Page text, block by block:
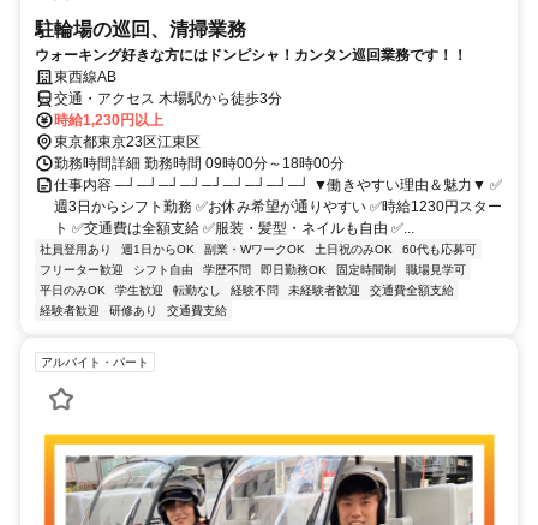
駐輪場の巡回、清掃業務
ウォーキング好きな方にはドンピシャ！カンタン巡回業務です！！
東西線AB
交通・アクセス 木場駅から徒歩3分
時給1,230円以上
東京都東京23区江東区
勤務時間詳細 勤務時間 09時00分～18時00分
仕事内容 ─┘─┘─┘─┘─┘─┘─┘─┘─┘ ▼働きやすい理由＆魅力▼ ✅
週3日からシフト勤務 ✅お休み希望が通りやすい ✅時給1230円スター
ト ✅交通費は全額支給 ✅服装・髪型・ネイルも自由 ✅...
社員登用あり 週1日からOK 副業・WワークOK 土日祝のみOK
60代も応募可
フリーター歓迎
シフト自由 学歴不問 即日勤務OK 固定時間制
職場見学可
平日のみOK
学生歓迎 転勤なし 経験不問 未経験者歓迎
交通費全額支給
経験者歓迎
研修あり 交通費支給
アルバイト・パート